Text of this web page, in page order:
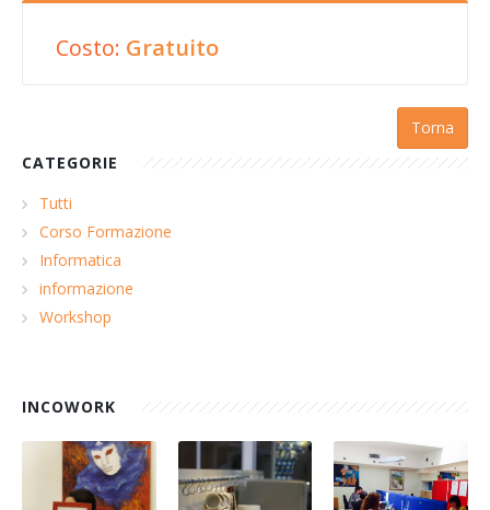
Costo: Gratuito
Torna
CATEGORIE
Tutti
Corso Formazione
Informatica
informazione
Workshop
INCOWORK